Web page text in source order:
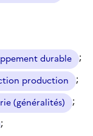
durable ;
production ;
(généralités) ;
;